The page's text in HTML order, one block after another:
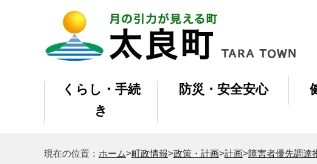
くらし・手続
き
防災・安全安心
現在の位置： ホーム>町政情報>政策・計画>計画>障害者優先調達